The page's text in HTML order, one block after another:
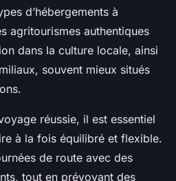
d’hébergements à
agritourismes authentiques
dans la culture locale, ainsi
souvent mieux situés
réussie, il est essentiel
à la fois équilibré et flexible.
de route avec des
tout en prévoyant des